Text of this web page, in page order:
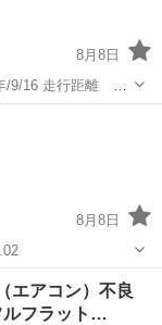
8月8日
...
8月8日
エアコン）不良
フラット…